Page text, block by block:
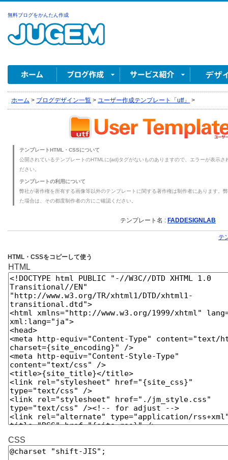
無料ブログをかんたん作成
ホーム > ブログデザイン一覧 > ユーザー作成テンプレート「utf」 >
テンプレートHTML・CSSについて
公開されているテンプレートのHTMLに{ad}タグがないものありますので、エラーが表示
ださい。
テンプレートの利用について
弊社が著作権を所有する画像等以外のテンプレートに関する著作権は制作者にあります。
た場合は、その都度制作者の方にご確認ください。
テンプレート名 : FADDESIGNLAB
テ
HTML・CSSをコピーして使う
HTML
CSS